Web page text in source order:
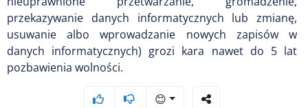
przekazywanie danych informatycznych lub zmianę,
usuwanie albo wprowadzanie nowych zapisów w
danych informatycznych) grozi kara nawet do 5 lat
pozbawienia wolności.
😊